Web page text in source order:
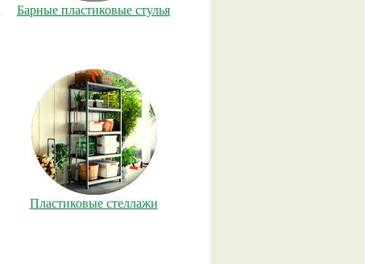
Барные пластиковые стулья
Пластиковые стеллажи